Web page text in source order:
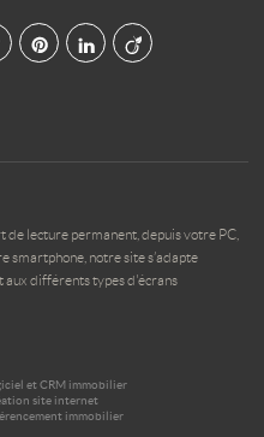
lecture permanent, depuis votre PC,
smartphone, notre site s’adapte
aux différents types d'écrans
et CRM immobilier
site internet
immobilier